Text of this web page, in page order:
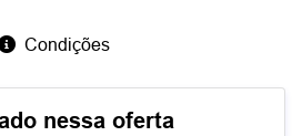
Condições
nessa oferta